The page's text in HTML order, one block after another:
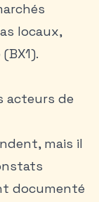
locaux,
acteurs de
mais il
documenté